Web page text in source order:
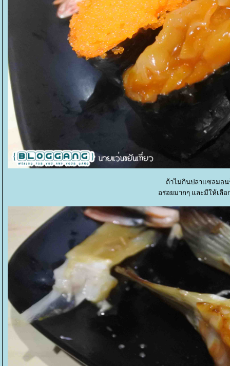
ถ้าไม่กินปลาแซลมอน
อร่อยมากๆ และมีให้เลื